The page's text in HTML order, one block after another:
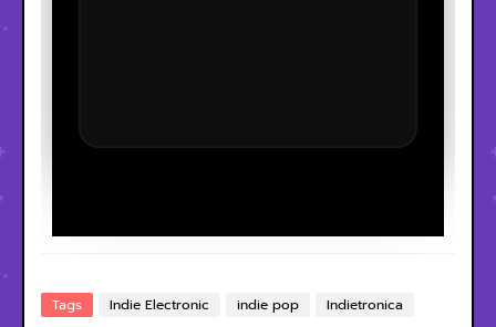
Tags Indie Electronic indie pop Indietronica